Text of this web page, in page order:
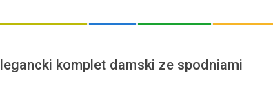
komplet damski ze spodniami